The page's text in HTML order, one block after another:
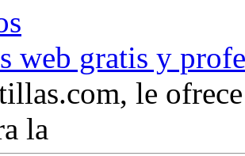
web gratis y
le
la